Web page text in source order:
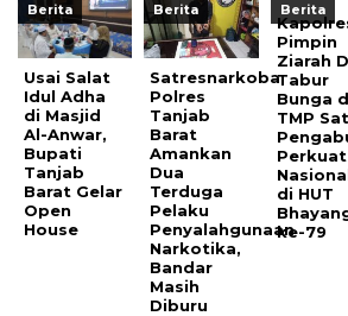
Berita
Usai Salat
Idul Adha
di Masjid
Al-Anwar,
Bupati
Tanjab
Barat Gelar
Open
House
Berita
Satresnarkoba
Polres
Tanjab
Barat
Amankan
Dua
Terduga
Pelaku
Penyalahgunaan
Narkotika,
Bandar
Masih
Diburu
Berita
Pimpin
Ziarah
Tabur
Bunga
TMP
Perkuat
di HUT
ke-79